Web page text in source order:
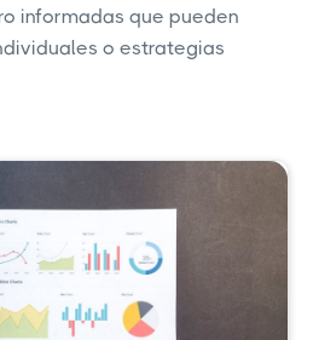
informadas que pueden
o estrategias